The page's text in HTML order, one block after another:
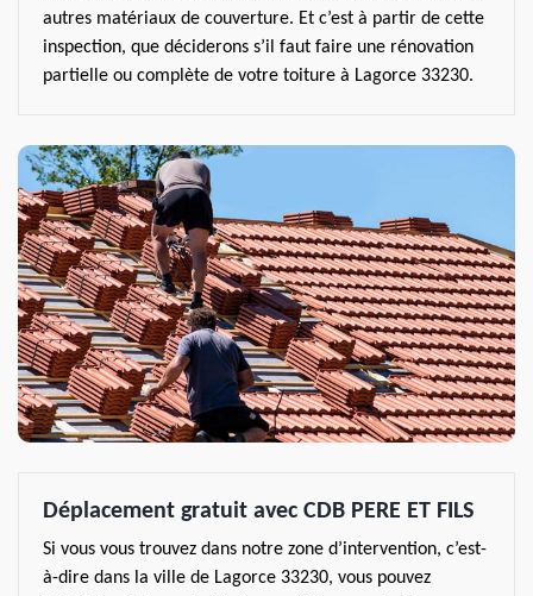
autres matériaux de couverture. Et c’est à partir de cette
inspection, que déciderons s’il faut faire une rénovation
partielle ou complète de votre toiture à Lagorce 33230.
Déplacement gratuit avec CDB PERE ET FILS
Si vous vous trouvez dans notre zone d’intervention, c’est-
à-dire dans la ville de Lagorce 33230, vous pouvez